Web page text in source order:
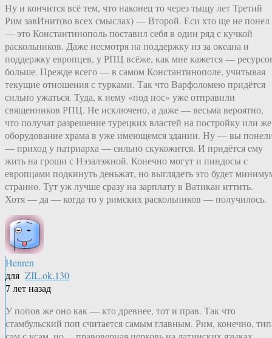
Ну и кончится всё тем, что наконец то через тыщу лет Третий
Рим завИнит(во всех смыслах) — Второй. Еси хто ще не понел
— это Константинополь поставил себя в один ряд с кучкой
раскольников. Даже несмотря на поддержку из за океана и
поддержку европцев, у РПЦ всёже, как мне кажется —
больше. Прежде всего — в самом Константинополе, учитывая
текущие отношения с турками. Так что Варфоломею придётся
сильно ужаться. Туда, к нему «под нос» уже отправили
священников РПЦ. Не исключено, а даже — весьма вероятно,
что получат разрешение турецких властей на постройку или же
оборудование храма в уже имеющемся здании. Ну — вы
— приход у патриарха — сильно скукожится. И придётся ему
жить на гроши с Нэзалэжной. Конечно могут и пиндосы с
европцами подкинуть деньжат, но выглядеть это будет
странно. Тут уж лучше сразу на зарплату в Ватикан иттить.
Хотя — да — когда то у римских раскольников — получилось.
Henren
для ZIL.ok.130
7 лет назад
У попов же оно как — кто древнее, тот и прав. Так что
стамбульский поп считается самым главным. Рим, конечно,